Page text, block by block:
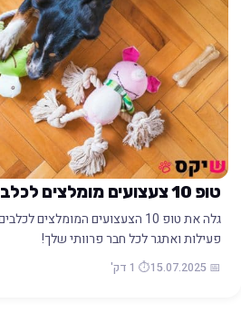
טופ 10 צעצועים מומלצים לכלבים ב-2025
פעילות ואתגר לכל חבר פרוותי שלך!
📅 15.07.2025 ⏱️ 1 דק'